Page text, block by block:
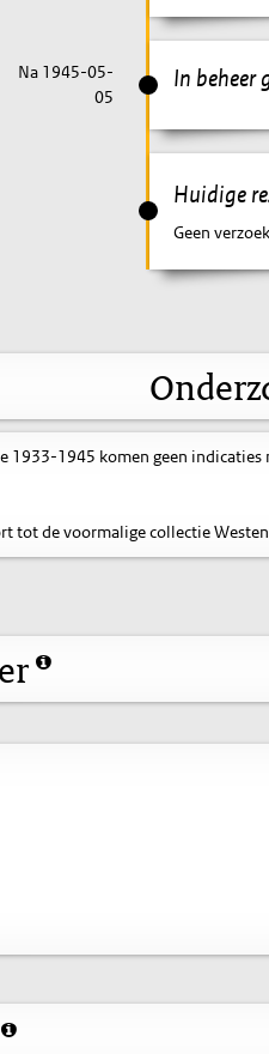
In beheer
Na 1945-05-
05
Huidige
Geen verzoek
1933-1945 komen geen
tot de voormalige collectie